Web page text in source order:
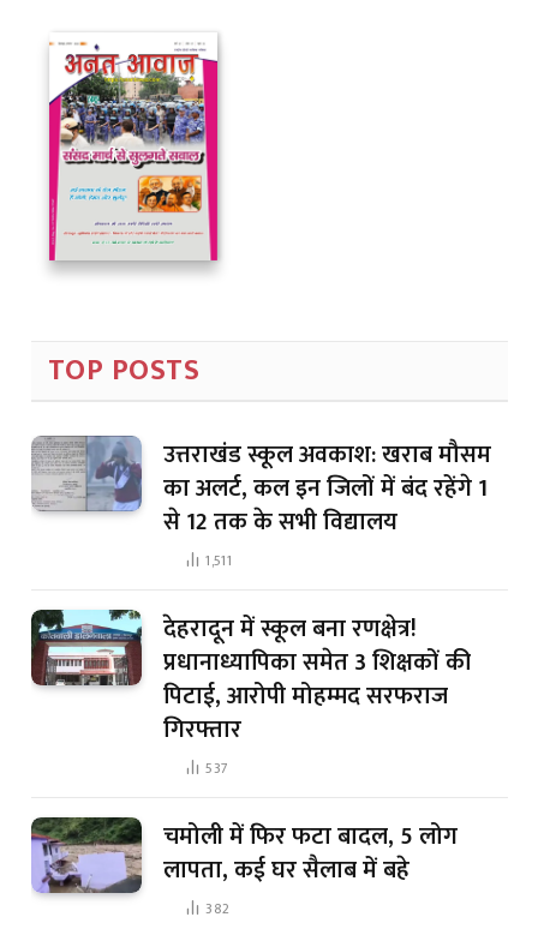
TOP POSTS
उत्तराखंड स्कूल अवकाश: खराब मौसम
का अलर्ट, कल इन जिलों में बंद रहेंगे 1
से 12 तक के सभी विद्यालय
1,511
देहरादून में स्कूल बना रणक्षेत्र!
प्रधानाध्यापिका समेत 3 शिक्षकों की
पिटाई, आरोपी मोहम्मद सरफराज
गिरफ्तार
537
चमोली में फिर फटा बादल, 5 लोग
लापता, कई घर सैलाब में बहे
382